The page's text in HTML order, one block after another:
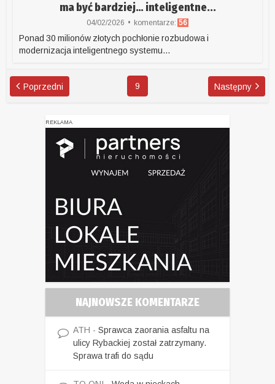
ma być bardziej… inteligentne...
04/02/2026 komentarze: 56
Ponad 30 milionów złotych pochłonie rozbudowa i
modernizacja inteligentnego systemu...
Poprzedni 9 Następny
REKLAMA
NAJNOWSZE KOMENTARZE
ATH - Sprawca zaorania asfaltu na
ulicy Rybackiej został zatrzymany.
Sprawa trafi do sądu